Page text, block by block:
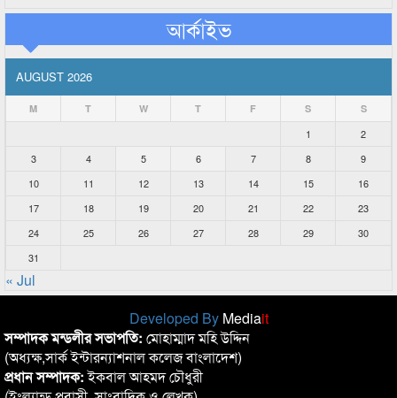
আর্কাইভ
AUGUST 2026
M T W T F S S
1
2
3
4 5 6 7 8
9
10
11 12 13 14 15
16
17
18 19 20 21 22
23
24
25 26 27 28 29
30
31
« Jul
Developed By Mediait
সম্পাদক মন্ডলীর সভাপতি: মোহাম্মাদ মহি উদ্দিন
(অধ্যক্ষ,সার্ক ইন্টারন্যাশনাল কলেজ বাংলাদেশ)
প্রধান সম্পাদক:ইকবাল আহমদ চৌধুরী